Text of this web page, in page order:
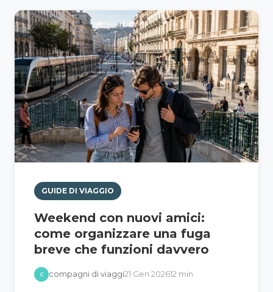
GUIDE DI VIAGGIO
Weekend con nuovi amici:
come organizzare una fuga
breve che funzioni davvero
C compagni di viaggi21 Gen 202612 min